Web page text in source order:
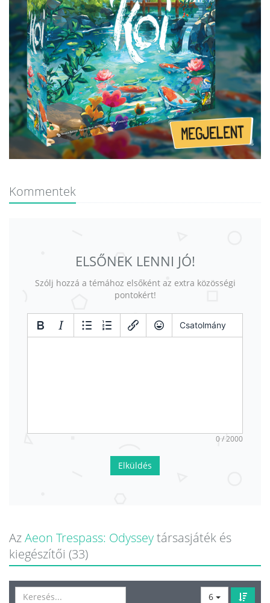
Kommentek
ELSŐNEK LENNI JÓ!
Szólj hozzá a témához elsőként az extra közösségi
pontokért!
Csatolmány
0 / 2000
Elküldés
AzAeon Trespass: Odysseytársasjáték és
kiegészítői (33)
6